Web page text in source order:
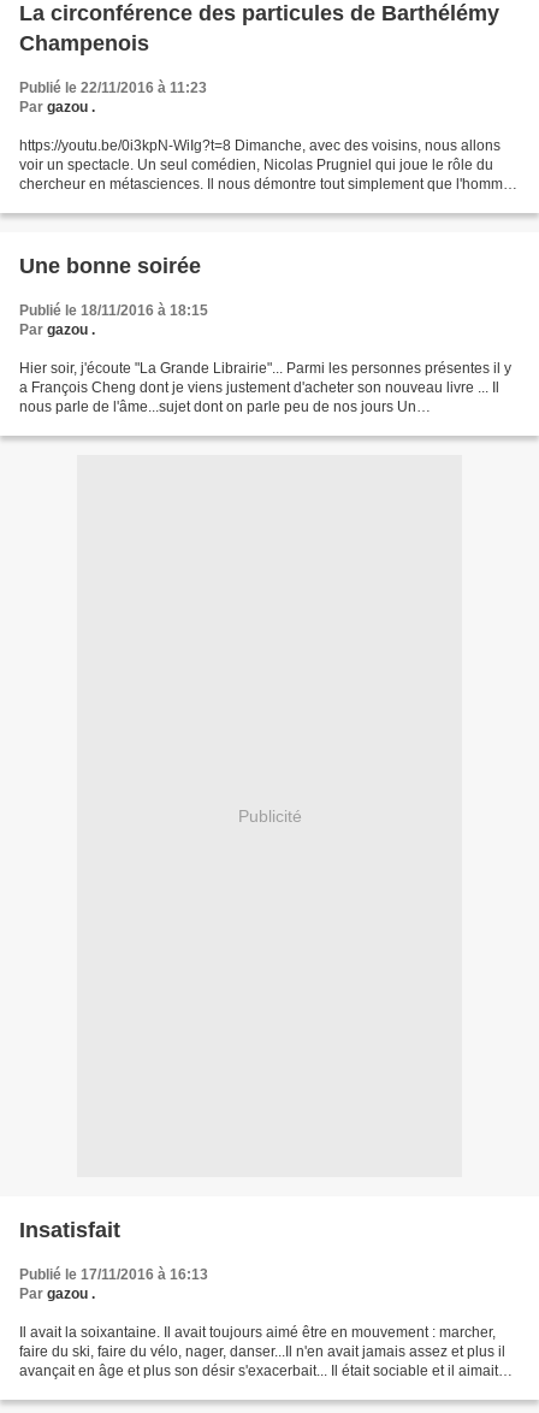
La circonférence des particules de Barthélémy
Champenois
Publié le 22/11/2016 à 11:23
Par gazou .
https://youtu.be/0i3kpN-WiIg?t=8 Dimanche, avec des voisins, nous allons
voir un spectacle. Un seul comédien, Nicolas Prugniel qui joue le rôle du
chercheur en métasciences. Il nous démontre tout simplement que l'homme
Une bonne soirée
Publié le 18/11/2016 à 18:15
Par gazou .
Hier soir, j'écoute "La Grande Librairie"... Parmi les personnes présentes il y
a François Cheng dont je viens justement d'acheter son nouveau livre ... Il
nous parle de l'âme...sujet dont on parle peu de nos jours Un
Publicité
Insatisfait
Publié le 17/11/2016 à 16:13
Par gazou .
Il avait la soixantaine. Il avait toujours aimé être en mouvement : marcher,
faire du ski, faire du vélo, nager, danser...Il n'en avait jamais assez et plus il
avançait en âge et plus son désir s'exacerbait... Il était sociable et il aimait